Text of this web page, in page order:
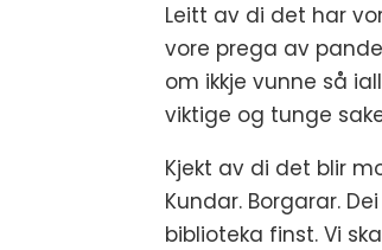
Leitt av di det har
vore prega av
om ikkje vunne så
viktige og tunge
Kjekt av di det blir
Kundar. Borgarar.
biblioteka finst. Vi